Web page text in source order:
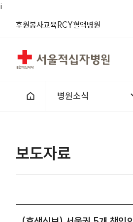
i
후원(새 창)
봉사(새 창)
교육(새 창)
RCY(새 창)
혈액(새 창)
병원
서울적십자병원
홈으로 1차메뉴
병원소식
보도자료 | 병원소
보도자료